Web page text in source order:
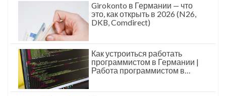
Girokonto в Германии — что
это, как открыть в 2026 (N26,
DKB, Comdirect)
Как устроиться работать
программистом в Германии |
Работа программистом в